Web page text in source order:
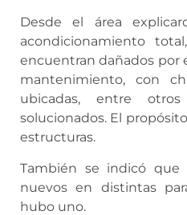
Desde el área
acondicionamiento
encuentran dañados por
mantenimiento, con
ubicadas, entre
solucionados. El
estructuras.
También se indicó que
nuevos en distintas
hubo uno.